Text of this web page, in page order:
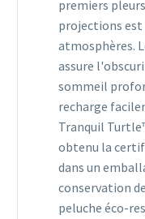
premiers
projections est
atmosphères.
assure
sommeil
recharge
Tranquil
obtenu la
dans un
conservation
peluche éco-